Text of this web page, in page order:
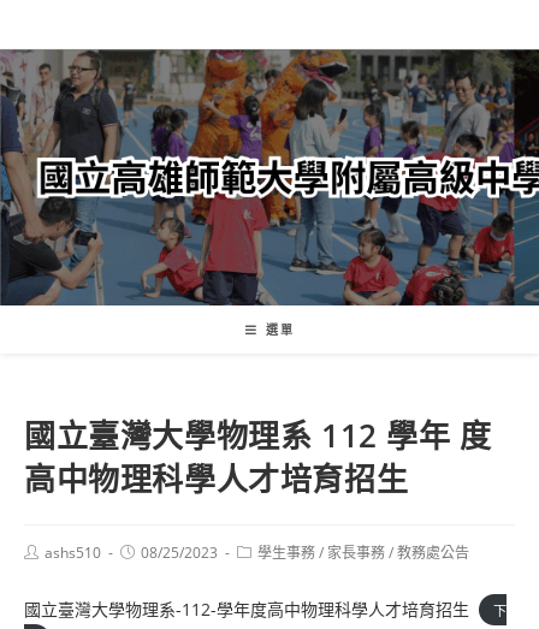
轉
至
主
內
容
選單
國立臺灣大學物理系 112 學年 度
高中物理科學人才培育招生
Postashs510
Post08/25/2023
Post學生事務/ 家長事務/教務處公告
國立臺灣大學物理系-112-學年度高中物理科學人才培育招生
下